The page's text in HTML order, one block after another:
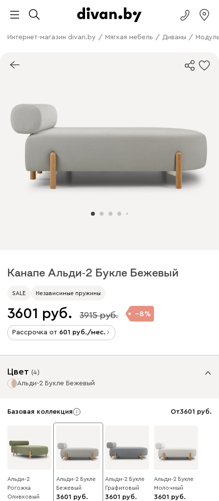
Интернет-магазин divan.by / Мягкая мебель / Диваны /
Канапе Альди-2 Букле Бежевый
SALE Независимые пружины
3601 3915 8
Рассрочка от 601 /мес.
Цвет (4)
Альди-2 Букле Бежевый
Базовая коллекция От3601
Альди-2
Рогожка
Оливковый
Альди-2 Букле
Бежевый
3601
Альди-2 Букле
Графитовый
3601
Альди-2 Букле
Молочный
3601